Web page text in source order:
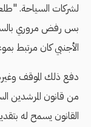
لشركات السياحة.
بس رفض مروري
الأجنبي كان مرتبط
من قانون المرشدين
القانون يسمح له